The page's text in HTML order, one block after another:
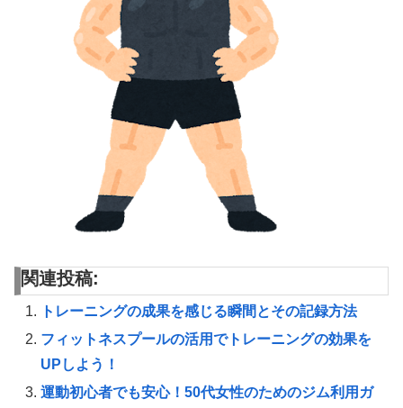
関連投稿:
トレーニングの成果を感じる瞬間とその記録方法
フィットネスプールの活用でトレーニングの効果を
UPしよう！
運動初心者でも安心！50代女性のためのジム利用ガ